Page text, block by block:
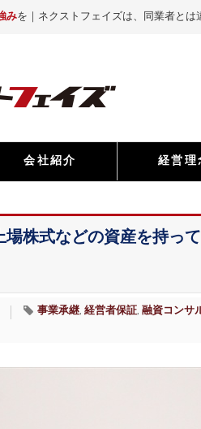
みを｜ネクストフェイズは、同業者と
会社紹介 経営理
場株式などの資産を持っ
事業承継 経営者保証 融資コンサ